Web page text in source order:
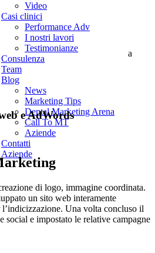
Video
Casi clinici
Performance Adv
I nostri lavori
Testimonianze
Consulenza
Team
Blog
News
Marketing Tips
Dental Marketing Arena
Call To MT
Aziende
Contatti
Aziende
a
e AdWords
di logo, immagine coordinata.
un sito web interamente
Una volta concluso il
social e impostato le relative campagne